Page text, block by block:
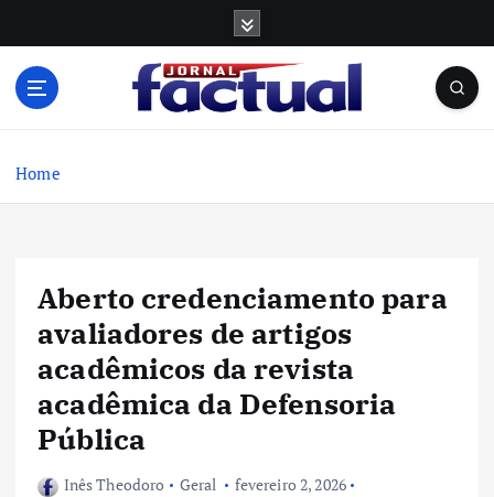
Home
Aberto credenciamento para
avaliadores de artigos
acadêmicos da revista
acadêmica da Defensoria
Pública
Inês Theodoro Geral
fevereiro 2, 2026